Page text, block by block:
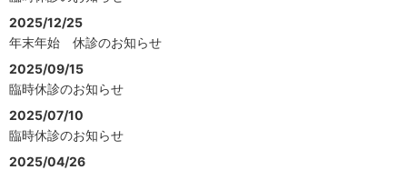
2025/12/25
年末年始 休診のお知らせ
2025/09/15
臨時休診のお知らせ
2025/07/10
臨時休診のお知らせ
2025/04/26